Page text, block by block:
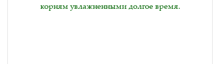
корням увлажненными долгое время.